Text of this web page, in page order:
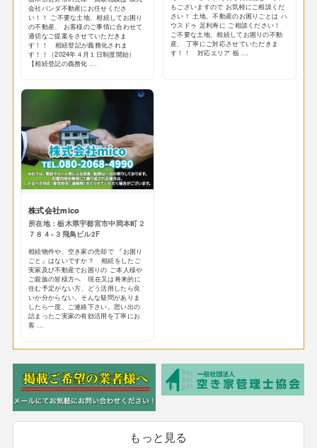
会社パンダ不動産にお任せくださ
い！！ ご不要な土地、相続してお困り
の不動産、 お客様のご事情に合わせて
適切なご提案をさせていただきま
す！！ 相続登記が義務化されま
す！！（2024年４月１日制度開始）
【相続登記の義務化 ...
もございますので お気軽にご相談くだ
さい！ 土地、不動産のお困りごとは ハ
ウスドゥ 足利寿に ご相談ください！
ご不要な土地、相続してお困りの不動
産、 丁寧にご対応させていただきま
す！！ 対応エリア 栃 ...
株式会社mico
所在地：栃木県宇都宮市中岡本町２
７８４−３飛鳥ビル2F
相続物件や、空き家の売却で 『お困り
ごと』はないですか？ 相続をしたご
実家及び不動産でお困りの ご本人様や
ご親族の皆様方へ 現在又は将来的に
住む予定がない方、どう活用したら良
いか分からない。そんな疑問がありま
したら一度、ご連絡下さい。思い出の
詰まったご実家の有効活用を丁寧にお
客 ...
もっと見る